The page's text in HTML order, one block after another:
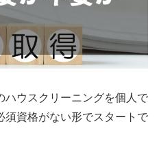
ハウスクリーニングを個人で
須資格がない形でスタートで